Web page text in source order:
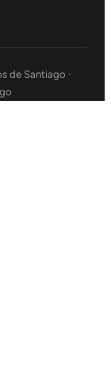
de Santiago ·